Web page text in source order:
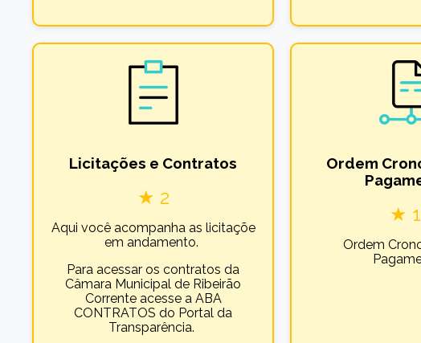
Licitações e Contratos
★ 2
Aqui você acompanha as licitaçõe
em andamento.
Para acessar os contratos da
Câmara Municipal de Ribeirão
Corrente acesse a ABA
CONTRATOS do Portal da
Transparência.
Ordem
★
Ordem